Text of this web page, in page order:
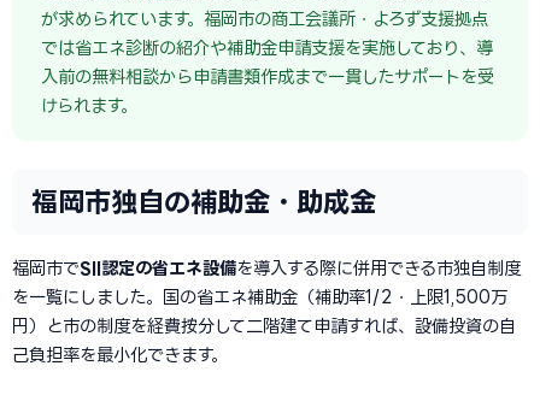
が求められています。福岡市の商工会議所・よろず支援拠点
では省エネ診断の紹介や補助金申請支援を実施しており、導
入前の無料相談から申請書類作成まで一貫したサポートを受
けられます。
福岡市独自の補助金・助成金
福岡市でSII認定の省エネ設備を導入する際に併用できる市独自制度
を一覧にしました。国の省エネ補助金（補助率1/2・上限1,500万
円）と市の制度を経費按分して二階建て申請すれば、設備投資の自
己負担率を最小化できます。